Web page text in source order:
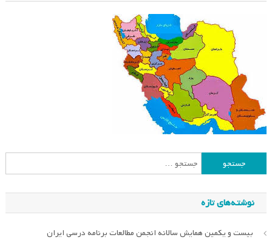
جستجو
برای:
نوشته‌های تازه
بیست و یکمین همایش سالانه انجمن مطالعات برنامه درسی ایران